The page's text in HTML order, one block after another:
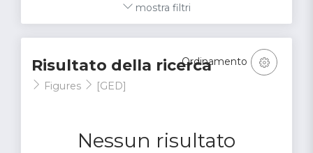
mostra filtri
Risultato della ricerca
Figures [GED]
Nessun risultato
Ordinamento